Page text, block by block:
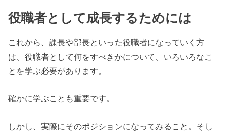
役職者として成長するためには
これから、課長や部長といった役職者になっていく方
は、役職者として何をすべきかについて、いろいろなこ
とを学ぶ必要があります。
確かに学ぶことも重要です。
しかし、実際にそのポジションになってみること。そし